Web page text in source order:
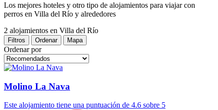
Los mejores hoteles y otro tipo de alojamientos para viajar con
perros en Villa del Río y alrededores
2 alojamientos en Villa del Río
Filtros Ordenar Mapa
Ordenar por
Molino La Nava
Este alojamiento tiene una puntuación de 4.6 sobre 5